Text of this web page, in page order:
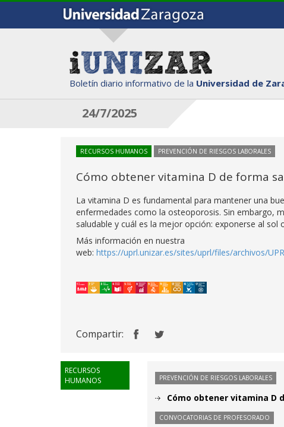
Boletín diario informativo de la Universidad de
24/7/2025
RECURSOS HUMANOS PREVENCIÓN DE RIESGOS LABORALES
Cómo obtener vitamina D de forma
La vitamina D es fundamental para mantener una
enfermedades como la osteoporosis. Sin embargo,
saludable y cuál es la mejor opción: exponerse al sol
Más información en nuestra
web: https://uprl.unizar.es/sites/uprl/files/archivos/
Compartir:
RECURSOS
HUMANOS
PREVENCIÓN DE RIESGOS LABORALES
Cómo obtener vitamina D
CONVOCATORIAS DE PROFESORADO